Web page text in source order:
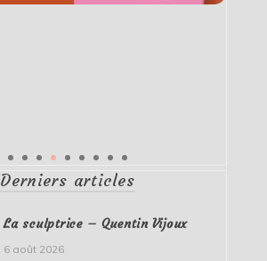
Derniers articles
La sculptrice – Quentin Vijoux
6 août 2026